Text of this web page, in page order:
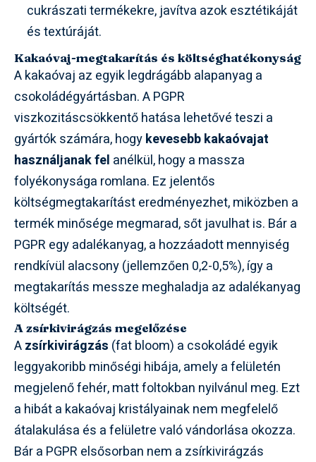
cukrászati termékekre, javítva azok esztétikáját
és textúráját.
Kakaóvaj-megtakarítás és költséghatékonyság
A kakaóvaj az egyik legdrágább alapanyag a
csokoládégyártásban. A PGPR
viszkozitáscsökkentő hatása lehetővé teszi a
gyártók számára, hogykevesebb kakaóvajat
használjanak fel anélkül, hogy a massza
folyékonysága romlana. Ez jelentős
költségmegtakarítást eredményezhet, miközben a
termék minősége megmarad, sőt javulhat is. Bár a
PGPR egy adalékanyag, a hozzáadott mennyiség
rendkívül alacsony (jellemzően 0,2-0,5%), így a
megtakarítás messze meghaladja az adalékanyag
költségét.
A zsírkivirágzás megelőzése
Azsírkivirágzás (fat bloom) a csokoládé egyik
leggyakoribb minőségi hibája, amely a felületén
megjelenő fehér, matt foltokban nyilvánul meg. Ezt
a hibát a kakaóvaj kristályainak nem megfelelő
átalakulása és a felületre való vándorlása okozza.
Bár a PGPR elsősorban nem a zsírkivirágzás